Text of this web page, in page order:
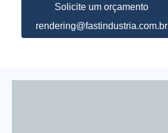
Solicite um orçamento
rendering@fastindustria.com.br